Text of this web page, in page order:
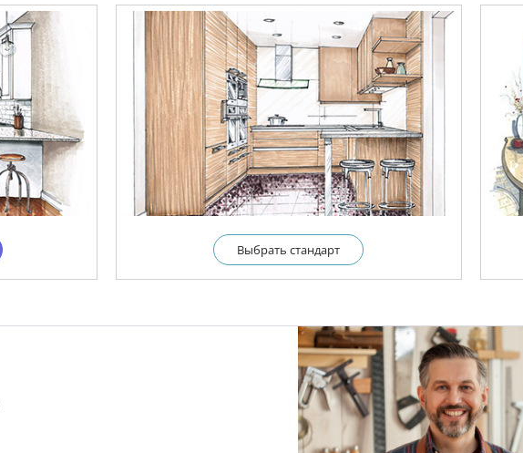
Выбрать cтандарт